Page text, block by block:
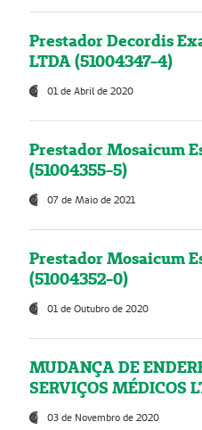
Prestador Decordis
LTDA (51004347-4)
01 de Abril de 2020
Prestador Mosaicum
(51004355-5)
07 de Maio de 2021
Prestador Mosaicum
(51004352-0)
01 de Outubro de 2020
MUDANÇA DE
SERVIÇOS MÉDICOS
03 de Novembro de 2020